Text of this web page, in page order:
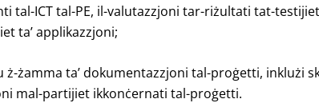
tal-ICT tal-PE, il-valutazzjoni tar-riżultati tat-
ta’ applikazzjoni;
żamma ta’ dokumentazzjoni tal-proġetti, inklużi
mal-partijiet ikkonċernati tal-proġetti.